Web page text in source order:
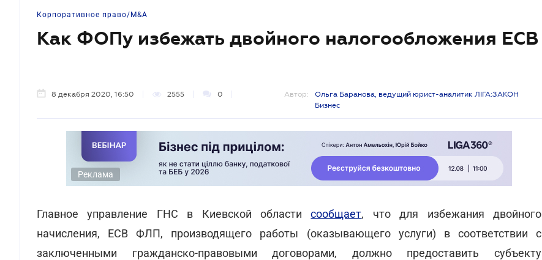
Корпоративное право/M&A
Как ФОПу избежать двойного налогообложения ЕСВ
8 декабря 2020, 16:50 2555 0 Автор:
Ольга Баранова, ведущий юрист-аналитик ЛІГА:ЗАКОН
Бизнес
Реклама
Главное управление ГНС в Киевской областисообщает, что для избежания двойного
начисления, ЕСВ ФЛП, производящего работы (оказывающего услуги) в соответствии с
заключенными гражданско-правовыми договорами, должно предоставить субъекту